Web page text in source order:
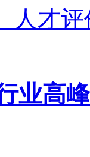
人才
业高